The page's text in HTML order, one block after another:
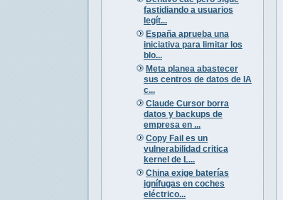
fastidiando a usuarios
legít...
España aprueba una
iniciativa para limitar los
blo...
Meta planea abastecer
sus centros de datos de IA
c...
Claude Cursor borra
datos y backups de
empresa en ...
Copy Fail es un
vulnerabilidad critica
kernel de L...
China exige baterías
ignífugas en coches
eléctrico...